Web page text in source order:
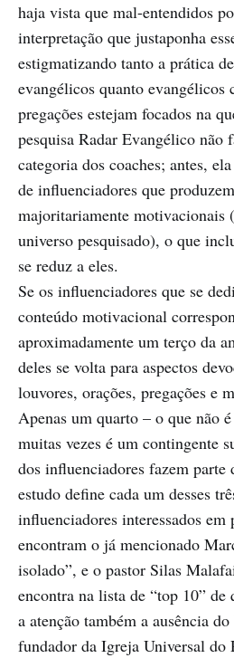
haja vista que mal-entendidos
interpretação que justaponha
estigmatizando tanto a prática
evangélicos quanto evangélicos
pregações estejam focados na
pesquisa Radar Evangélico não
categoria dos coaches; antes,
de influenciadores que
majoritariamente motivacionais
universo pesquisado), o que
se reduz a eles.
Se os influenciadores que se
conteúdo motivacional
aproximadamente um terço da
deles se volta para aspectos
louvores, orações, pregações e
Apenas um quarto – o que não
muitas vezes é um contingente
dos influenciadores fazem parte
estudo define cada um desses
influenciadores interessados
encontram o já mencionado
isolado”, e o pastor Silas
encontra na lista de “top 10”
a atenção também a ausência
fundador da Igreja Universal